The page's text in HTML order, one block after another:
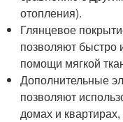
отопления).
Глянцевое
позволяют быстро
помощи мягкой
Дополнительные
позволяют
домах и